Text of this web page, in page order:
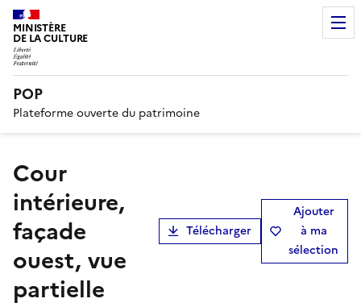
MINISTÈRE
DE LA CULTURE
POP
Plateforme ouverte du patrimoine
cour
intérieure,
façade
ouest, vue
partielle
Télécharger
Ajouter
à ma
sélection